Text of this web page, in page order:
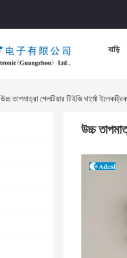
বাড়ি
উচ্চ তাপমাত্রা পেলটিয়ার টিইজি থার্মো
উচ্চ